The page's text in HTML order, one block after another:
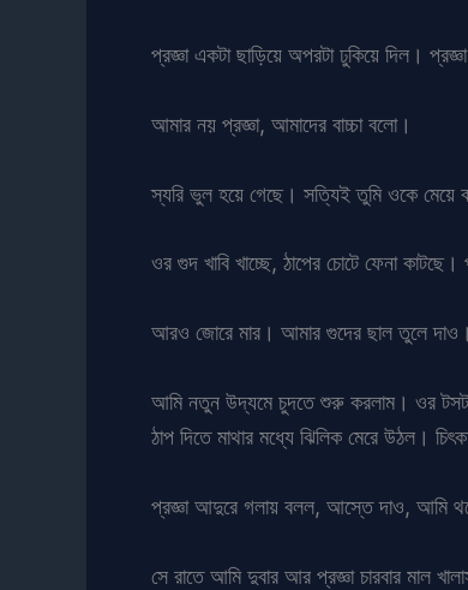
প্রজ্ঞা একটা ছাড়িয়ে অপরটা ঢুকিয়ে দিল।
আমার নয় প্রজ্ঞা, আমাদের বাচ্চা বলো।
স্যরি ভুল হয়ে গেছে। সত্যিই তুমি ওকে মেয়ে
ওর গুদ খাবি খাচ্ছে, ঠাপের চোটে ফেনা
আরও জোরে মার। আমার গুদের ছাল তুলে
আমি নতুন উদ্যমে চুদতে শুরু করলাম। ওর
ঠাপ দিতে মাথার মধ্যে ঝিলিক মেরে উঠল।
প্রজ্ঞা আদুরে গলায় বলল, আস্তে দাও, আমি
সে রাতে আমি দুবার আর প্রজ্ঞা চারবার মাল